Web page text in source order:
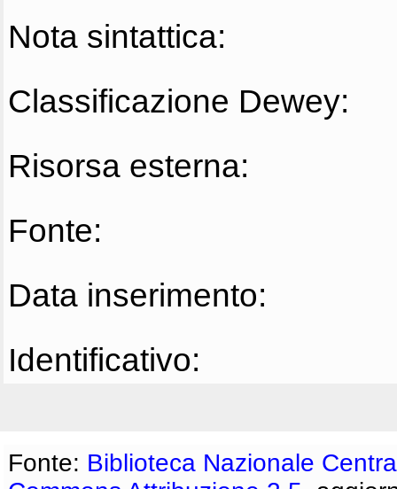
Nota sintattica:
Classificazione Dewey:
Risorsa esterna:
Fonte:
Data inserimento:
Identificativo:
Fonte: Biblioteca Nazionale